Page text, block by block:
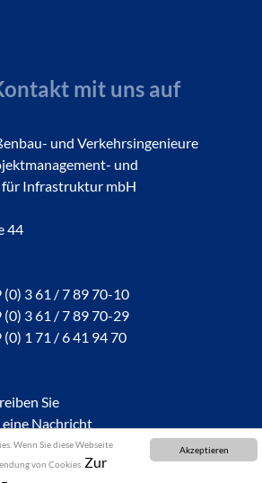
Akzeptieren
Wenn Sie diese Webseite
von Cookies. Zur
mit uns auf
und Verkehrsingenieure
und
für Infrastruktur mbH
44
(0) 3 61 / 7 89 70-10
(0) 3 61 / 7 89 70-29
(0) 1 71 / 6 41 94 70
Sie
eine Nachricht